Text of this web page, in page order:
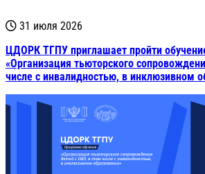
31 июля 2026
ЦДОРК ТГПУ приглашает пройти
«Организация тьюторского
числе с инвалидностью, в инклюзивном